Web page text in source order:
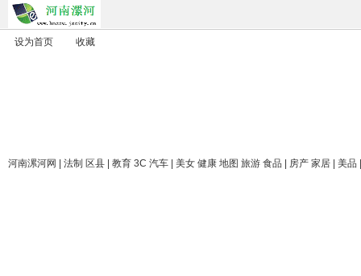
设为首页 收藏
河南漯河网 | 法制 区县 | 教育 3C 汽车 | 美女 健康 地图 旅游 食品 | 房产 家居 | 美品